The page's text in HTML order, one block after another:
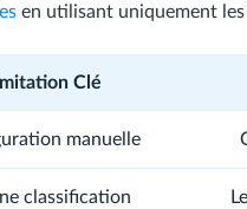
en utilisant uniquement
Clé
manuelle
classification